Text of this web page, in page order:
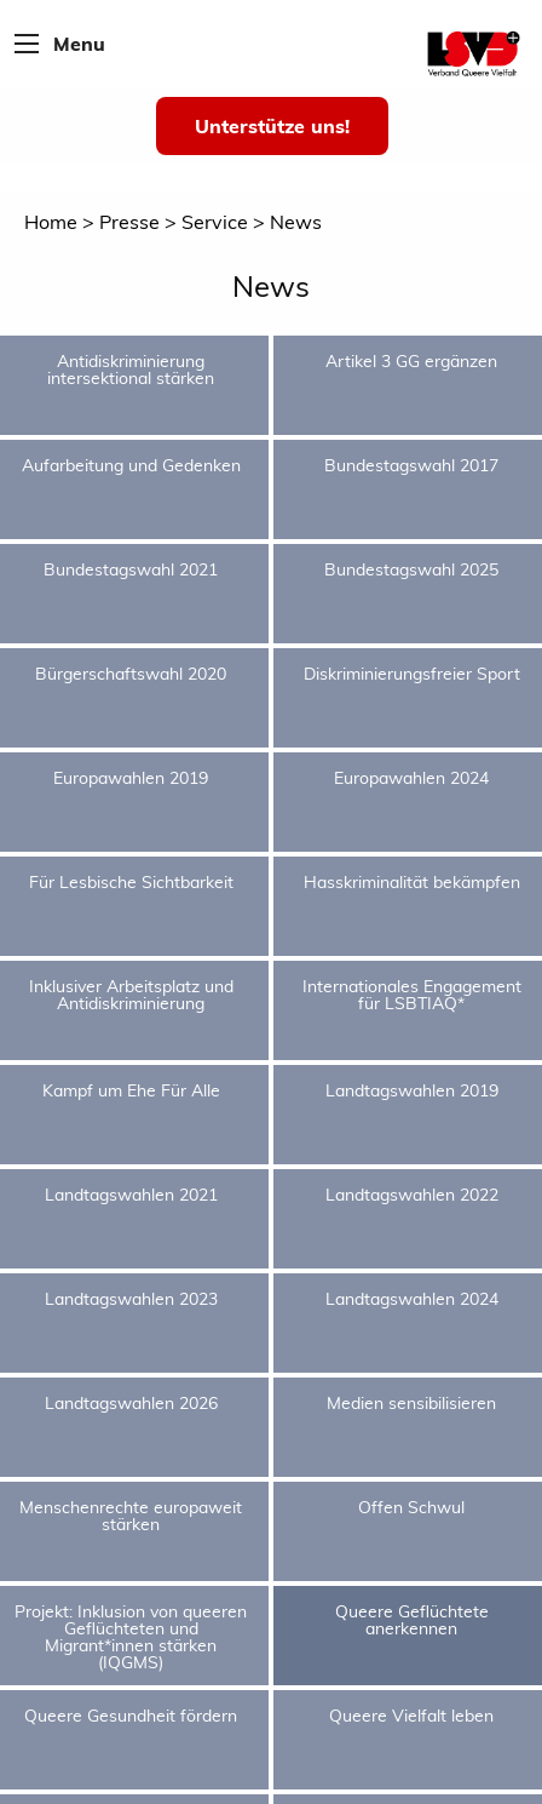
Menu
Unterstütze uns!
Home Presse Service News
News
Antidiskriminierung
intersektional stärken
Artikel 3 GG ergänzen
Aufarbeitung und Gedenken Bundestagswahl 2017
Bundestagswahl 2021 Bundestagswahl 2025
Bürgerschaftswahl 2020 Diskriminierungsfreier Sport
Europawahlen 2019 Europawahlen 2024
Für Lesbische Sichtbarkeit Hasskriminalität bekämpfen
Inklusiver Arbeitsplatz und
Antidiskriminierung
Internationales Engagement
für LSBTIAQ*
Kampf um Ehe Für Alle Landtagswahlen 2019
Landtagswahlen 2021 Landtagswahlen 2022
Landtagswahlen 2023 Landtagswahlen 2024
Landtagswahlen 2026 Medien sensibilisieren
Menschenrechte europaweit
stärken
Offen Schwul
Projekt: Inklusion von queeren
Geflüchteten und
Migrant*innen stärken
(IQGMS)
Queere Geflüchtete
anerkennen
Queere Gesundheit fördern Queere Vielfalt leben